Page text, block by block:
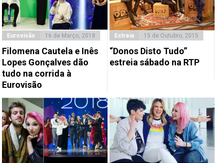
Eurovisão 16 de Março, 2018
Filomena Cautela e Inês
Lopes Gonçalves dão
tudo na corrida à
Eurovisão
Estreia 15 de Outubro, 2015
“Donos Disto Tudo”
estreia sábado na RTP